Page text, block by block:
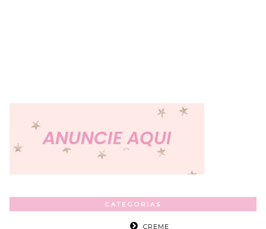
CATEGORIAS
CREME